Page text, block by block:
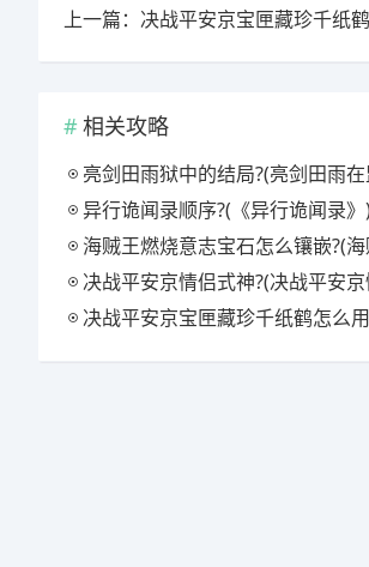
相关攻略
亮剑田雨狱中的结局?(亮剑田雨
异行诡闻录顺序?(《异行诡闻录
海贼王燃烧意志宝石怎么镶嵌?(海贼王燃烧意志
决战平安京情侣式神?(决战平安京情侣式
决战平安京宝匣藏珍千纸鹤怎么用?(决战平安京